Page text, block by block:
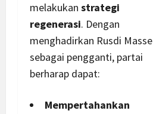
melakukan strategi
regenerasi. Dengan
menghadirkan Rusdi Masse
sebagai pengganti, partai
berharap dapat:
Mempertahankan